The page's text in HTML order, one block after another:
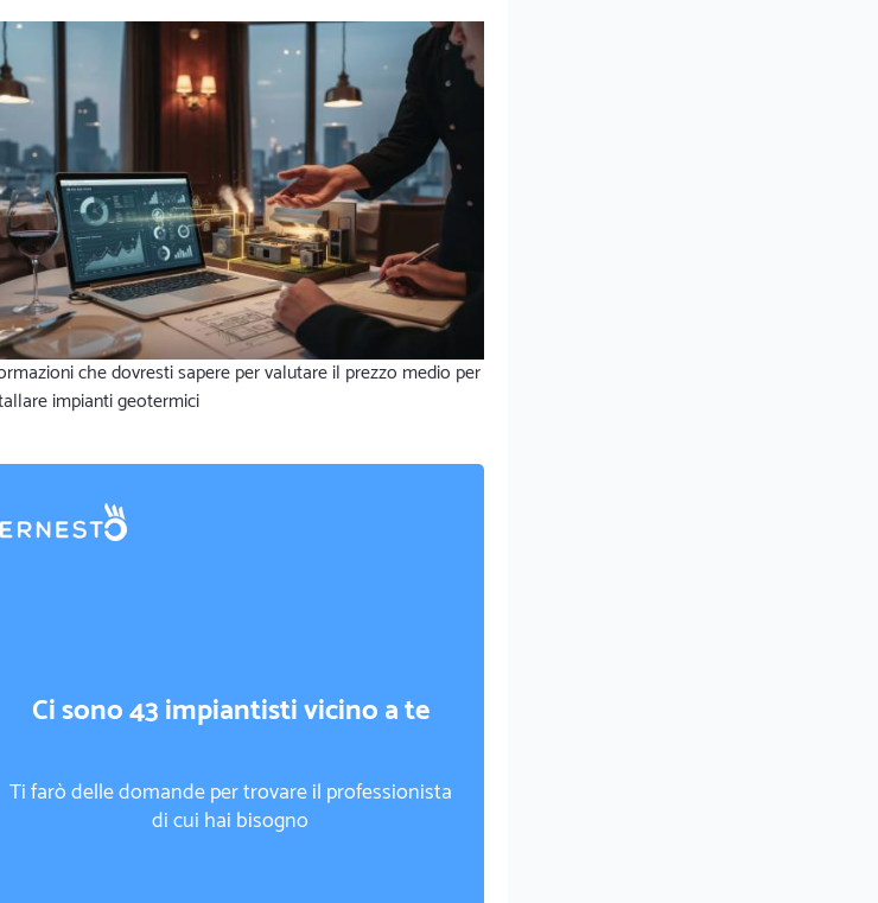
che dovresti sapere per valutare il prezzo medio per
impianti geotermici
Ci sono 43 impiantisti vicino a te
Ti farò delle domande per trovare il professionista
di cui hai bisogno